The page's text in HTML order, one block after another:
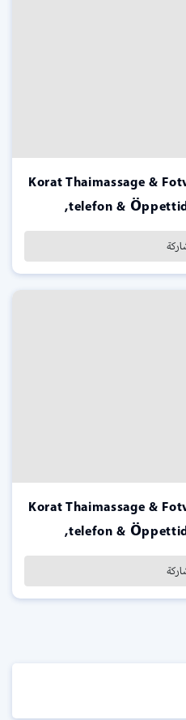
Korat Thaimassage &
telefon &
Korat Thaimassage &
telefon &